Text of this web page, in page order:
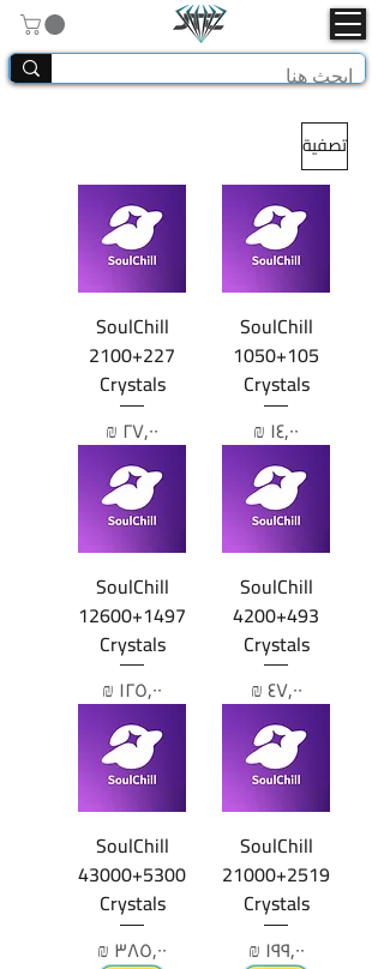
تصفية
SoulChill
1050+105
Crystals
السعر
SoulChill
2100+227
Crystals
السعر
SoulChill
4200+493
Crystals
السعر
SoulChill
12600+1497
Crystals
السعر
SoulChill
21000+2519
Crystals
السعر
SoulChill
43000+5300
Crystals
السعر